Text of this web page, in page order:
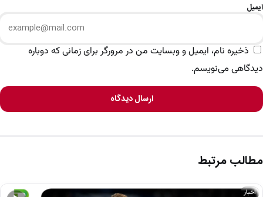
ایمیل
ذخیره نام، ایمیل و وبسایت من در مرورگر برای زمانی که دوباره
دیدگاهی می‌نویسم.
ارسال دیدگاه
مطالب مرتبط
اخبار